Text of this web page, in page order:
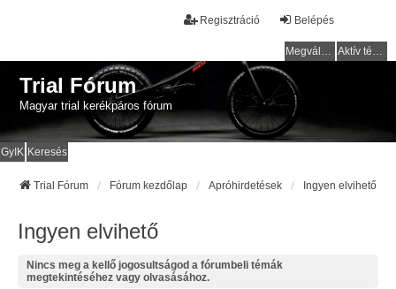
Belépés
Regisztráció
Megválaszolatlan témák Aktív témák
Trial Fórum
Magyar trial kerékpáros fórum
GyIK Keresés
Trial Fórum Fórum kezdőlap Apróhirdetések Ingyen elvihető
Ingyen elvihető
Nincs meg a kellő jogosultságod a fórumbeli témák
megtekintéséhez vagy olvasásához.